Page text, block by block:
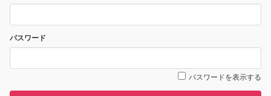
パスワード
パスワードを表示する